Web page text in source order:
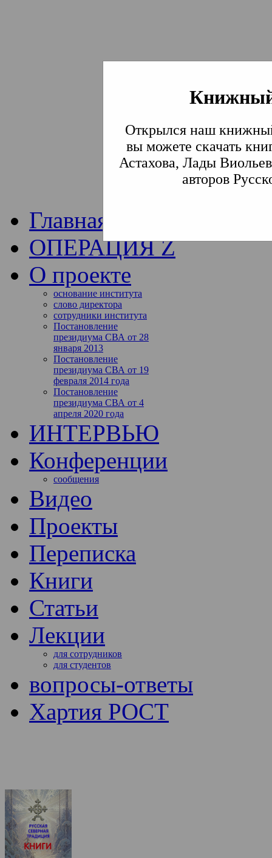
Открылся наш
вы можете скачать
Астахова, Лады
авторов
Институт
Традиции СВА
Главная
ОПЕРАЦИЯ Z
О проекте
основание института
слово директора
сотрудники института
Постановление
президиума СВА от 28
января 2013
Постановление
президиума СВА от 19
февраля 2014 года
Постановление
президиума СВА от 4
апреля 2020 года
ИНТЕРВЬЮ
Конференции
сообщения
Видео
Проекты
Переписка
Книги
Статьи
Лекции
для сотрудников
для студентов
вопросы-ответы
Хартия РОСТ